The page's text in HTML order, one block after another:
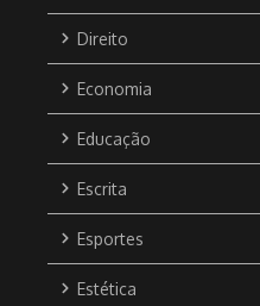
Direito
Economia
Educação
Escrita
Esportes
Estética